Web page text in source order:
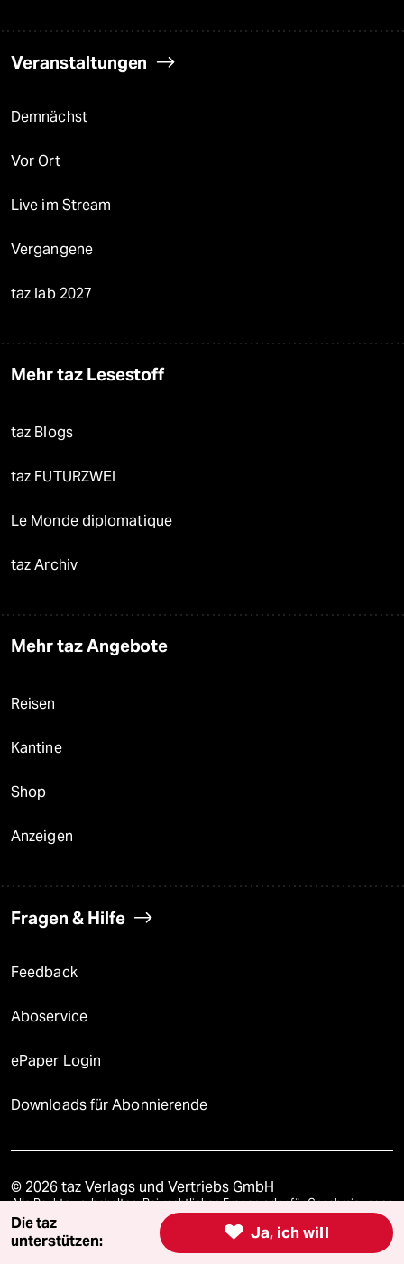
Veranstaltungen
Demnächst
Vor Ort
Live im Stream
Vergangene
taz lab 2027
Mehr taz Lesestoff
taz Blogs
taz FUTURZWEI
Le Monde diplomatique
taz Archiv
Mehr taz Angebote
Reisen
Kantine
Shop
Anzeigen
Fragen & Hilfe
Feedback
Aboservice
ePaper Login
Downloads für Abonnierende
© 2026 taz Verlags und Vertriebs GmbH
Alle Rechte vorbehalten. Bei rechtlichen Fragen oder für Genehmigungen
wenden Sie sich bitte an
lizenzen@taz.de
 Ja, ich will
Die taz
unterstützen: